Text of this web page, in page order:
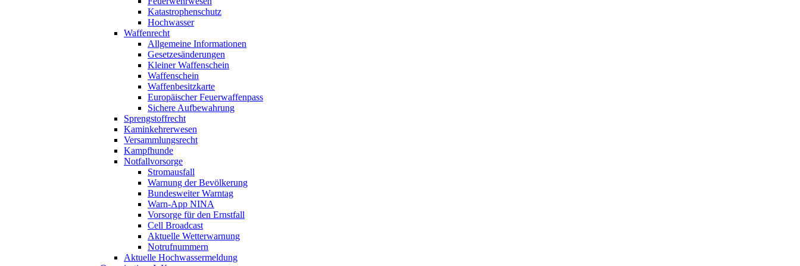
Katastrophenschutz
Hochwasser
Waffenrecht
Allgemeine Informationen
Gesetzesänderungen
Kleiner Waffenschein
Waffenschein
Waffenbesitzkarte
Europäischer Feuerwaffenpass
Sichere Aufbewahrung
Sprengstoffrecht
Kaminkehrerwesen
Versammlungsrecht
Kampfhunde
Notfallvorsorge
Stromausfall
Warnung der Bevölkerung
Bundesweiter Warntag
Warn-App NINA
Vorsorge für den Ernstfall
Cell Broadcast
Aktuelle Wetterwarnung
Notrufnummern
Aktuelle Hochwassermeldung